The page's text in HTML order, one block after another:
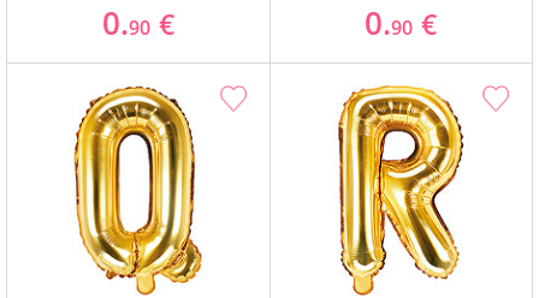
0.90 € 0.90 €